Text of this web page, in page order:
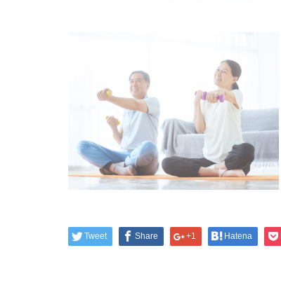
Tweet Share +1 Hatena